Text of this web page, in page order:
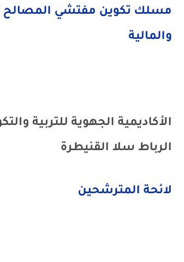
مسلك تكوين مفتشي المصالح
والمالية
الأكاديمية الجهوية للتربية
الرباط سلا القنيطرة
لائحة المترشحين